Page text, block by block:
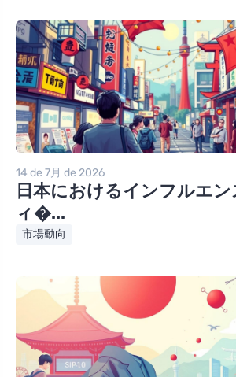
14 de 7月 de 2026
日本におけるインフルエ
ィ�...
市場動向